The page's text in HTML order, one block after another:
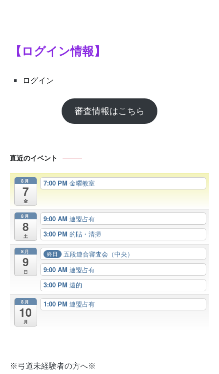
【ログイン情報】
ログイン
審査情報はこちら
直近のイベント
8月
7
金
7:00 PM 金曜教室
8月
8
土
9:00 AM 連盟占有
3:00 PM 的貼・清掃
8月
9
日
終日
五段連合審査会（中央）
9:00 AM 連盟占有
3:00 PM 遠的
8月
10
月
1:00 PM 連盟占有
※弓道未経験者の方へ※